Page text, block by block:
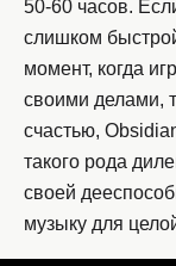
50-60 часов.
слишком
момент, когда
своими делами,
счастью,
такого рода
своей
музыку для